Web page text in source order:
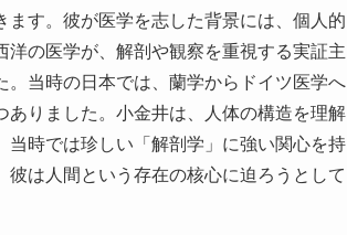
す。彼が医学を志した背景には、個人的
の医学が、解剖や観察を重視する実証主
当時の日本では、蘭学からドイツ医学へ
りました。小金井は、人体の構造を理解
時では珍しい「解剖学」に強い関心を持
は人間という存在の核心に迫ろうとして